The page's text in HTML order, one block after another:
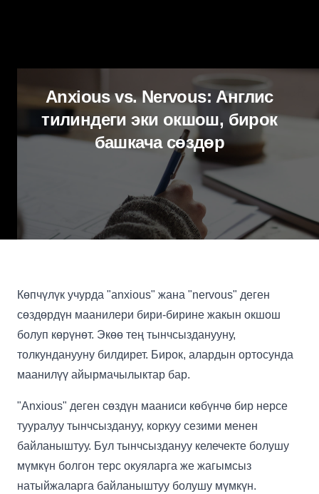
Anxious vs. Nervous: Англис
тилиндеги эки окшош, бирок
башкача сөздөр
Көпчүлүк учурда "anxious" жана "nervous" деген
сөздөрдүн маанилери бири-бирине жакын окшош
болуп көрүнөт. Экөө тең тынчсызданууну,
толкунданууну билдирет. Бирок, алардын ортосунда
маанилүү айырмачылыктар бар.
"Anxious" деген сөздүн мааниси көбүнчө бир нерсе
тууралуу тынчсыздануу, коркуу сезими менен
байланыштуу. Бул тынчсыздануу келечекте болушу
мүмкүн болгон терс окуяларга же жагымсыз
натыйжаларга байланыштуу болушу мүмкүн.